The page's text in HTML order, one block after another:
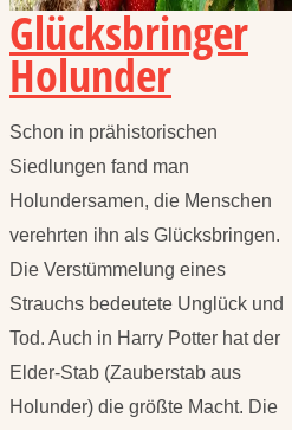
Glücksbringer
Holunder
Schon in prähistorischen
Siedlungen fand man
Holundersamen, die Menschen
verehrten ihn als Glücksbringen.
Die Verstümmelung eines
Strauchs bedeutete Unglück und
Tod. Auch in Harry Potter hat der
Elder-Stab (Zauberstab aus
Holunder) die größte Macht. Die